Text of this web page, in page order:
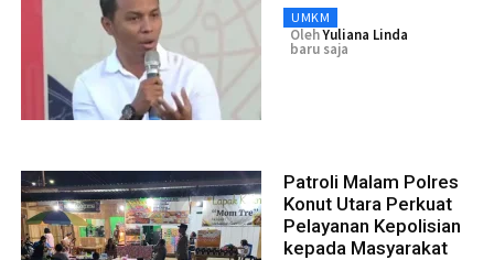
UMKM
OlehYuliana Linda
baru saja
Patroli Malam Polres
Konut Utara Perkuat
Pelayanan Kepolisian
kepada Masyarakat